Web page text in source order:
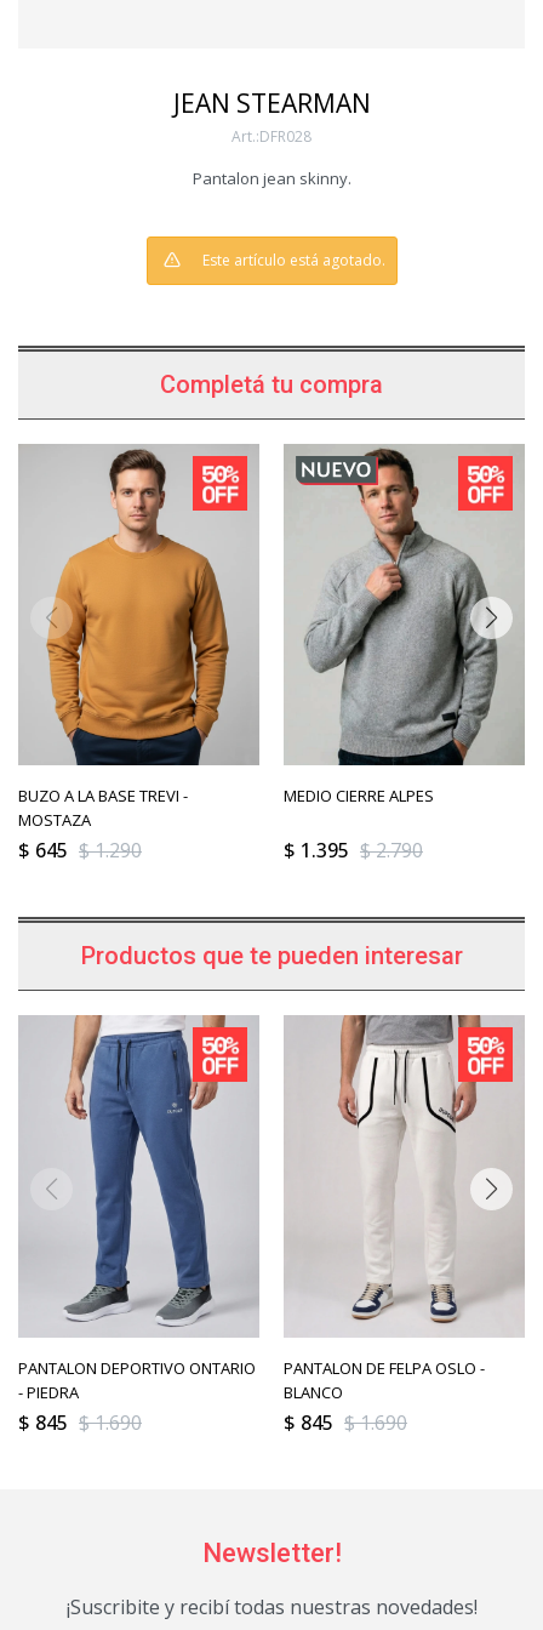
JEAN STEARMAN
DFR028
Pantalon jean skinny.
Este artículo está agotado.
Completá tu compra
BUZO A LA BASE TREVI -
MOSTAZA
$ 645 $1.290
MEDIO CIERRE ALPES
$ 1.395 $2.790
Productos que te pueden interesar
PANTALON DEPORTIVO ONTARIO
- PIEDRA
$ 845 $1.690
PANTALON DE FELPA OSLO -
BLANCO
$ 845 $1.690
Newsletter!
¡Suscribite y recibí todas nuestras novedades!